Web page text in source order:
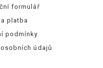
formulář
platba
podmínky
osobních údajů